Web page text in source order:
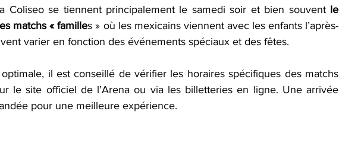
Coliseo se tiennent principalement le samedi soir et bien souvent le
matchs « familles » où les mexicains viennent avec les enfants l’après-
varier en fonction des événements spéciaux et des fêtes.
il est conseillé de vérifier les horaires spécifiques des matchs
le site officiel de l’Arena ou via les billetteries en ligne. Une arrivée
pour une meilleure expérience.